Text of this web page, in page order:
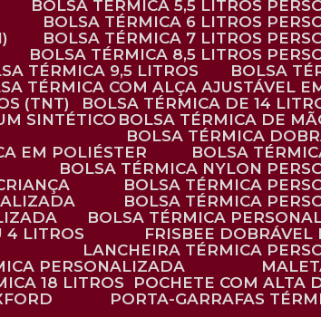
BOLSA TÉRMICA 5,5 LITROS
BOLSA TÉRMICA 6 LITROS
BOLSA TÉRMICA 7 LITROS
BOLSA TÉRMICA 8,5 LITROS
TÉRMICA 9,5 LITROS
BOLSA
TÉRMICA COM ALÇA AJUSTÁVEL
(TNT)
BOLSA TÉRMICA DE 14
SINTÉTICO
BOLSA TÉRMICA DE
BOLSA TÉRMICA
EM POLIÉSTER
BOLSA
BOLSA TÉRMICA NYLON
BOLSA TÉRMICA
BOLSA TÉRMICA
BOLSA TÉRMICA
4 LITROS
FRISBEE
LANCHEIRA TÉRMICA
PERSONALIZADA
18 LITROS
POCHETE COM ALTA
PORTA-GARRAFAS